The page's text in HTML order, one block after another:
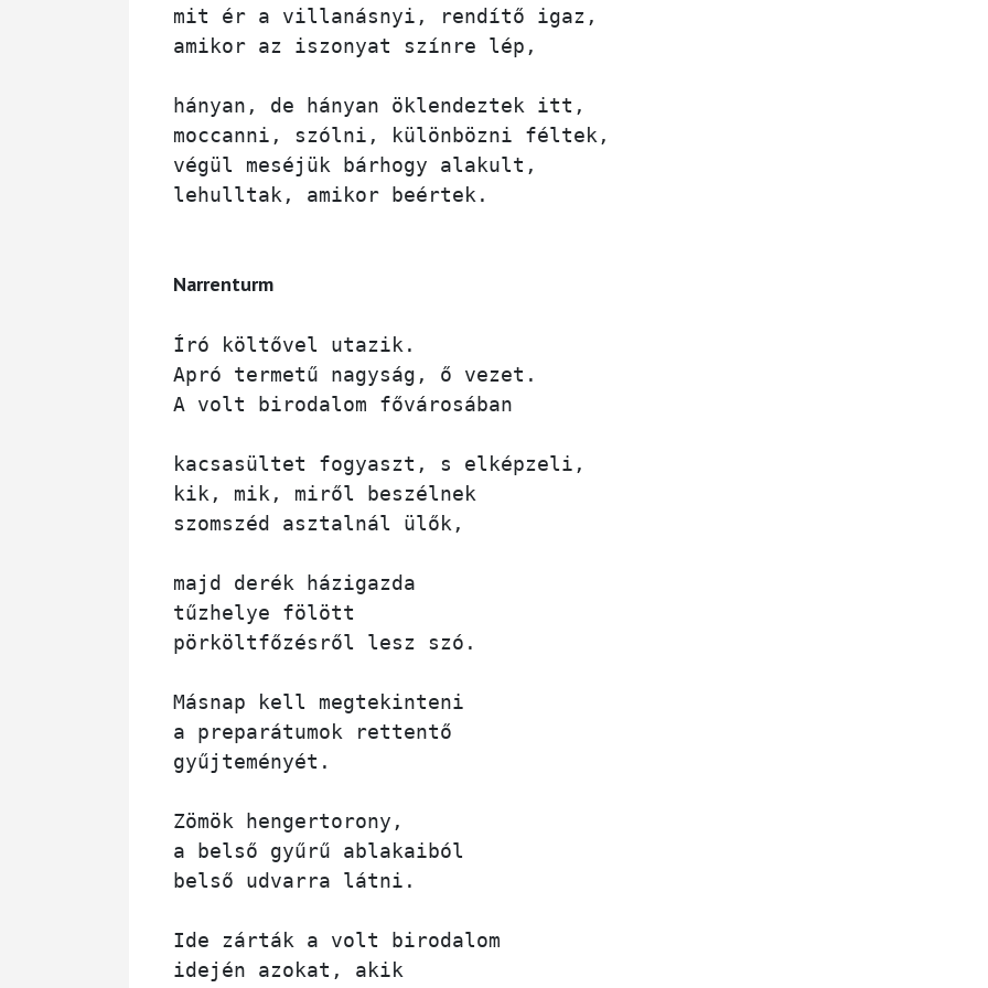
mit ér a villanásnyi, rendítő igaz,
amikor az iszonyat színre lép,
hányan, de hányan öklendeztek itt,
moccanni, szólni, különbözni féltek,
végül meséjük bárhogy alakult,
lehulltak, amikor beértek.
Narrenturm
Író költővel utazik.
Apró termetű nagyság, ő vezet.
A volt birodalom fővárosában
kacsasültet fogyaszt, s elképzeli,
kik, mik, miről beszélnek
szomszéd asztalnál ülők,
majd derék házigazda
tűzhelye fölött
pörköltfőzésről lesz szó.
Másnap kell megtekinteni
a preparátumok rettentő
gyűjteményét.
Zömök hengertorony,
a belső gyűrű ablakaiból
belső udvarra látni.
Ide zárták a volt birodalom
idején azokat, akik